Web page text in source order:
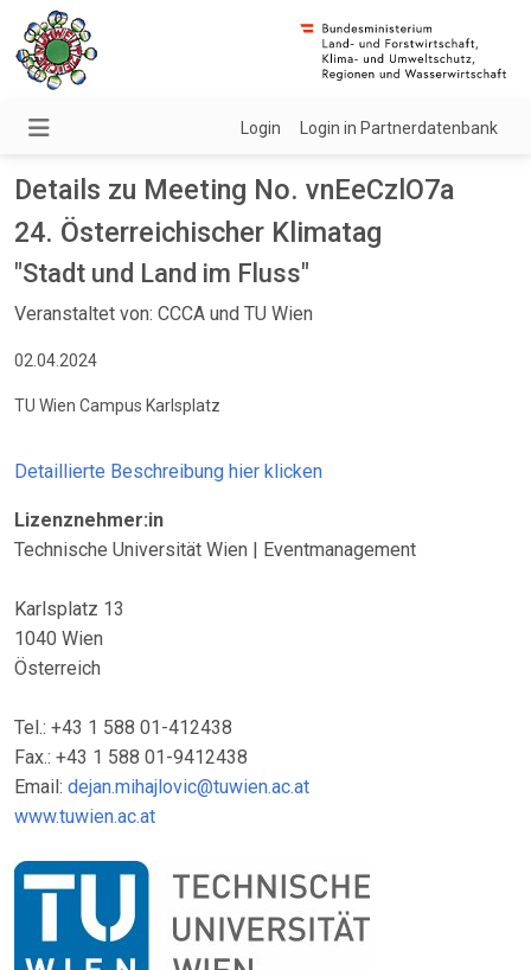
Login Login in Partnerdatenbank
Details zu Meeting No. vnEeCzlO7a
24. Österreichischer Klimatag
"Stadt und Land im Fluss"
Veranstaltet von: CCCA und TU Wien
02.04.2024
TU Wien Campus Karlsplatz
Detaillierte Beschreibung hier klicken
Lizenznehmer:in
Technische Universität Wien | Eventmanagement
Karlsplatz 13
1040 Wien
Österreich
Tel.: +43 1 588 01-412438
Fax.: +43 1 588 01-9412438
Email: dejan.mihajlovic@tuwien.ac.at
www.tuwien.ac.at